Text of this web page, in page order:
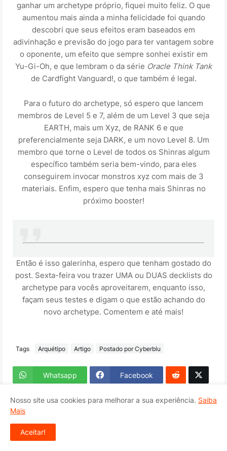
ganhar um archetype próprio, fiquei muito feliz. O que
aumentou mais ainda a minha felicidade foi quando
descobri que seus efeitos eram baseados em
adivinhação e previsão do jogo para ter vantagem sobre
o oponente, um efeito que sempre sonhei existir em
Yu-Gi-Oh, e que lembram o da série Oracle Think Tank
de Cardfight Vanguard!, o que também é legal.
Para o futuro do archetype, só espero que lancem
membros de Level 5 e 7, além de um Level 3 que seja
EARTH, mais um Xyz, de RANK 6 e que
preferencialmente seja DARK, e um novo Level 8. Um
membro que torne o Level de todos os Shinras algum
específico também seria bem-vindo, para eles
conseguirem invocar monstros xyz com mais de 3
materiais. Enfim, espero que tenha mais Shinras no
próximo booster!
Então é isso galerinha, espero que tenham gostado do
post. Sexta-feira vou trazer UMA ou DUAS decklists do
archetype para vocês aproveitarem, enquanto isso,
façam seus testes e digam o que estão achando do
novo archetype. Comentem e até mais!
Tags Arquétipo Artigo Postado por Cyberblu
Whatsapp Facebook
POSTS RELACIONADOS
Nosso site usa cookies para melhorar a sua experiência. Saiba
Mais
Aceitar!